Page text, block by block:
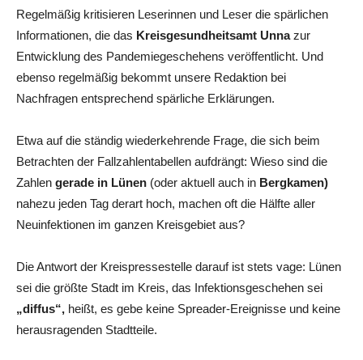
Regelmäßig kritisieren Leserinnen und Leser die spärlichen
Informationen, die das Kreisgesundheitsamt Unnazur
Entwicklung des Pandemiegeschehens veröffentlicht. Und
ebenso regelmäßig bekommt unsere Redaktion bei
Nachfragen entsprechend spärliche Erklärungen.
Etwa auf die ständig wiederkehrende Frage, die sich beim
Betrachten der Fallzahlentabellen aufdrängt: Wieso sind die
Zahlen gerade in Lünen (oder aktuell auch in Bergkamen)
nahezu jeden Tag derart hoch, machen oft die Hälfte aller
Neuinfektionen im ganzen Kreisgebiet aus?
Die Antwort der Kreispressestelle darauf ist stets vage: Lünen
sei die größte Stadt im Kreis, das Infektionsgeschehen sei
„diffus“, heißt, es gebe keine Spreader-Ereignisse und keine
herausragenden Stadtteile.